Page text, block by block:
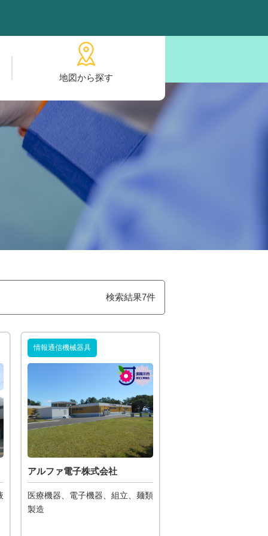
地図から探す
検索結果7件
情報通信機械器具
アルファ電子株式会社
医療機器、電子機器、組立、麺類
製造